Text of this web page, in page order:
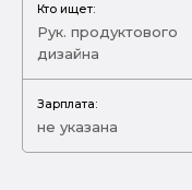
Кто ищет:
Рук. продуктового
дизайна
Зарплата:
не указана